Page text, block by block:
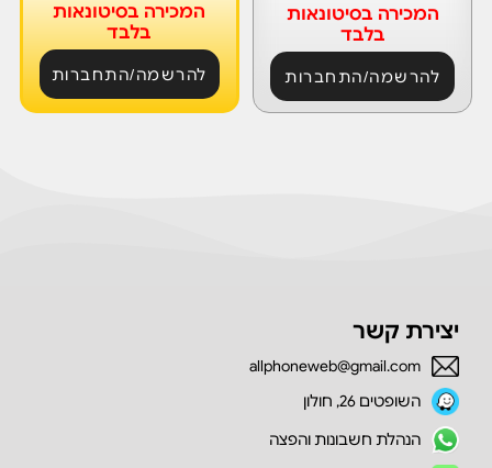
המכירה בסיטונאות
בלבד
להרשמה/התחברות
המכירה בסיטונאות
בלבד
להרשמה/התחברות
יצירת קשר
allphoneweb@gmail.com
השופטים 26, חולון
הנהלת חשבונות והפצה